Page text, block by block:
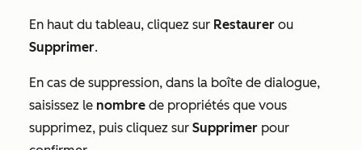
En haut du tableau, cliquez sur Restaurer ou
Supprimer.
En cas de suppression, dans la boîte de dialogue,
saisissez le nombre de propriétés que vous
supprimez, puis cliquez sur Supprimer pour